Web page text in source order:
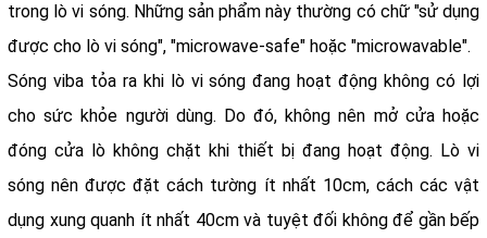
trong lò vi sóng. Những sản phẩm này thường có chữ "sử dụng
được cho lò vi sóng", "microwave-safe" hoặc "microwavable".
Sóng viba tỏa ra khi lò vi sóng đang hoạt động không có lợi
cho sức khỏe người dùng. Do đó, không nên mở cửa hoặc
đóng cửa lò không chặt khi thiết bị đang hoạt động. Lò vi
sóng nên được đặt cách tường ít nhất 10cm, cách các vật
dụng xung quanh ít nhất 40cm và tuyệt đối không để gần bếp